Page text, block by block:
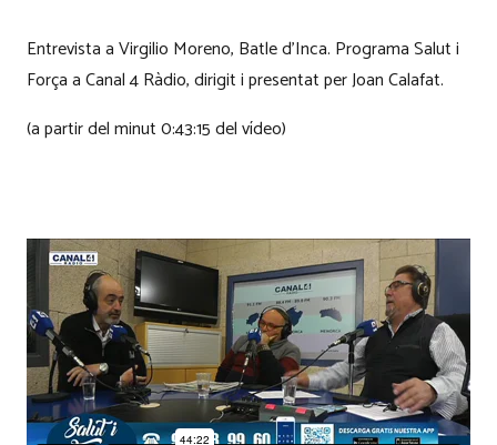
Entrevista a Virgilio Moreno, Batle d’Inca. Programa Salut i
Força a Canal 4 Ràdio, dirigit i presentat per Joan Calafat.
(a partir del minut 0:43:15 del vídeo)